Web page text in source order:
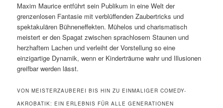
Maxim Maurice entführt sein Publikum in eine Welt der
grenzenlosen Fantasie mit verblüffenden Zaubertricks und
spektakulären Bühneneffekten. Mühelos und charismatisch
meistert er den Spagat zwischen sprachlosem Staunen und
herzhaftem Lachen und verleiht der Vorstellung so eine
einzigartige Dynamik, wenn er Kinderträume wahr und Illusionen
greifbar werden lässt.
VON MEISTERZAUBEREI BIS HIN ZU EINMALIGER COMEDY-
AKROBATIK: EIN ERLEBNIS FÜR ALLE GENERATIONEN